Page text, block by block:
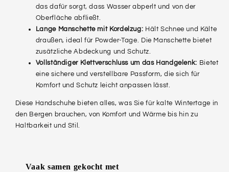
das dafür sorgt, dass Wasser abperlt und von der
Oberfläche abfließt.
Lange Manschette mit Kordelzug: Hält Schnee und Kälte
draußen, ideal für Powder-Tage. Die Manschette bietet
zusätzliche Abdeckung und Schutz.
Vollständiger Klettverschluss um das Handgelenk: Bietet
eine sichere und verstellbare Passform, die sich für
Komfort und Schutz leicht anpassen lässt.
Diese Handschuhe bieten alles, was Sie für kalte Wintertage in
den Bergen brauchen, von Komfort und Wärme bis hin zu
Haltbarkeit und Stil.
Vaak samen gekocht met